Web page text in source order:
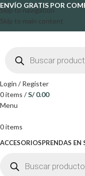
Skip to navigation
Skip to main content
ENVÍO GRATIS POR
Login / Register
0items /S/0.00
Menu
0items
ACCESORIOSPRENDAS EN